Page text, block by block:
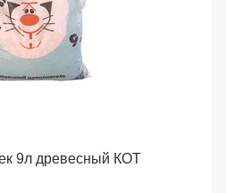
9л древесный КОТ